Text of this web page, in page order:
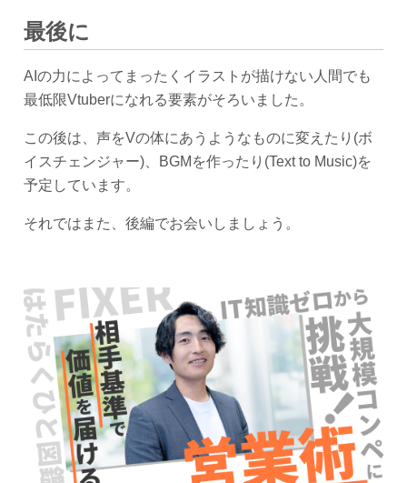
最後に
AIの力によってまったくイラストが描けない人間でも
最低限Vtuberになれる要素がそろいました。
この後は、声をVの体にあうようなものに変えたり(ボ
イスチェンジャー)、BGMを作ったり(Text to Music)を
予定しています。
それではまた、後編でお会いしましょう。